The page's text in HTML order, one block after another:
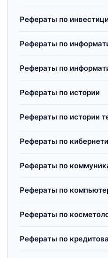
Рефераты по
Рефераты по
Рефераты по
Рефераты по истории
Рефераты по истории
Рефераты по
Рефераты по
Рефераты по
Рефераты по
Рефераты по